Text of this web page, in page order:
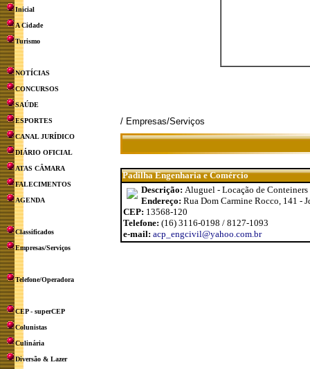
Inicial
A Cidade
Turismo
NOTÍCIAS
CONCURSOS
SAÚDE
ESPORTES
CANAL JURÍDICO
DIÁRIO OFICIAL
ATAS CÂMARA
FALECIMENTOS
AGENDA
Classificados
Empresas/Serviços
Telefone/Operadora
CEP - superCEP
Colunistas
Culinária
Diversão & Lazer
/ Empresas/Serviços
Padilha Engenharia e Comércio
Descrição: Aluguel - Locação de
Endereço: Rua Dom Carmine Rocco, 141 -
CEP: 13568-120
Telefone: (16) 3116-0198 / 8127-1093
e-mail: acp_engcivil@yahoo.com.br